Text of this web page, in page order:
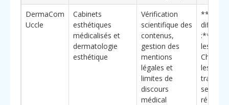
DermaCom
Uccle
Cabinets
esthétiques
médicalisés et
dermatologie
esthétique
Vérification
scientifique des
contenus,
gestion des
mentions
légales et
limites de
discours
médical
:**
les
les